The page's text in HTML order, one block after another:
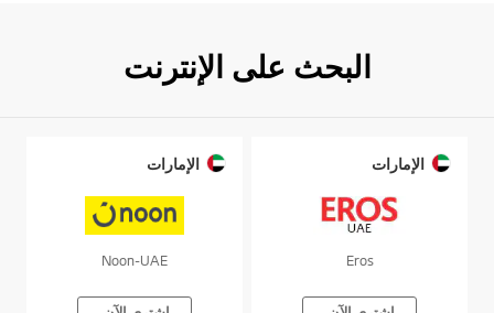
البحث على الإنترنت
الإمارات
Noon-UAE
الإمارات
Eros